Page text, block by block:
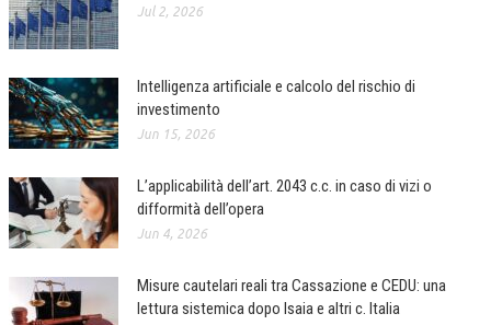
MATERIALE DIDATTICO
Jul 2, 2026
Intelligenza artificiale e calcolo del rischio di
investimento
Jun 15, 2026
L’applicabilità dell’art. 2043 c.c. in caso di vizi o
difformità dell’opera
Jun 4, 2026
Misure cautelari reali tra Cassazione e CEDU: una
lettura sistemica dopo Isaia e altri c. Italia